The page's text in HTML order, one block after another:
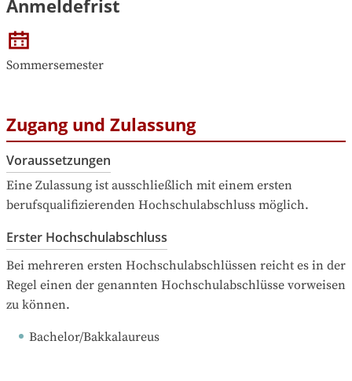
Anmeldefrist
Sommersemester
Zugang und Zulassung
Voraussetzungen
Eine Zulassung ist ausschließlich mit einem ersten
berufsqualifizierenden Hochschulabschluss möglich.
Erster Hochschulabschluss
Bei mehreren ersten Hochschulabschlüssen reicht es in der
Regel einen der genannten Hochschulabschlüsse vorweisen
zu können.
Bachelor/Bakkalaureus